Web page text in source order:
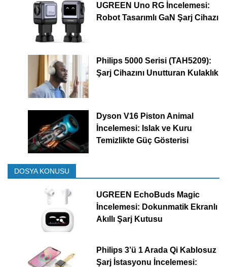
UGREEN Uno RG İncelemesi:
Robot Tasarımlı GaN Şarj Cihazı
Philips 5000 Serisi (TAH5209):
Şarj Cihazını Unutturan Kulaklık
Dyson V16 Piston Animal
İncelemesi: Islak ve Kuru
Temizlikte Güç Gösterisi
DOSYA KONUSU
UGREEN EchoBuds Magic
İncelemesi: Dokunmatik Ekranlı
Akıllı Şarj Kutusu
Philips 3’ü 1 Arada Qi Kablosuz
Şarj İstasyonu İncelemesi: